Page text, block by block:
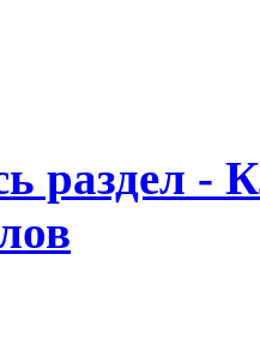
раздел -